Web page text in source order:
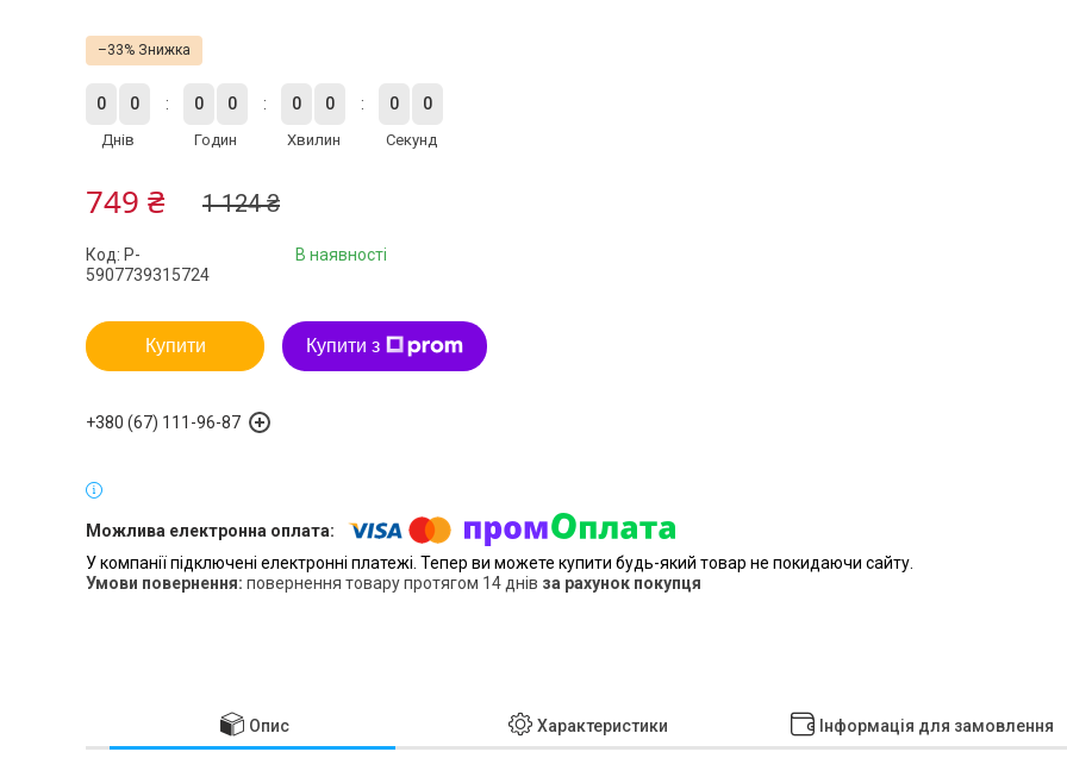
–33%
0 0
Днів
0 0
Годин
0 0
Хвилин
0 0
Секунд
1 124 ₴
749 ₴
В наявності
Код: P-
5907739315724
Купити Купити з
+380 (67) 111-96-87
У компанії підключені електронні платежі. Тепер ви можете купити будь-який товар не покидаючи сайту.
повернення товару протягом 14 днів за рахунок покупця
Опис Характеристики Інформація для замовлення